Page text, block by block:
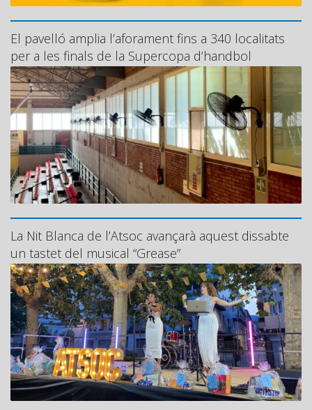
El pavelló amplia l’aforament fins a 340 localitats
per a les finals de la Supercopa d’handbol
La Nit Blanca de l’Atsoc avançarà aquest dissabte
un tastet del musical “Grease”